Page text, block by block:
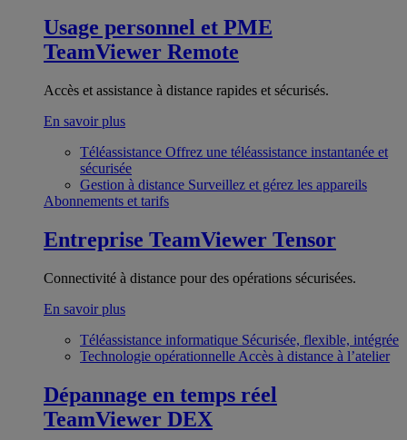
Usage personnel et PME
TeamViewer Remote
Accès et assistance à distance rapides et sécurisés.
En savoir plus
Téléassistance Offrez une téléassistance instantanée et
sécurisée
Gestion à distance Surveillez et gérez les appareils
Abonnements et tarifs
Entreprise TeamViewer Tensor
Connectivité à distance pour des opérations sécurisées.
En savoir plus
Téléassistance informatique Sécurisée, flexible, intégrée
Technologie opérationnelle Accès à distance à l’atelier
Dépannage en temps réel
TeamViewer DEX